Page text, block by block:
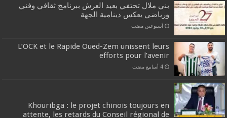
بني ملال تحتفي بعيد العرش ببرنامج ثقافي وفني
ورياضي يعكس دينامية الجهة
‏أسبوعين مضت
L’OCK et le Rapide Oued-Zem unissent leurs
efforts pour l’avenir
‏4 أسابيع مضت
Khouribga : le projet chinois toujours en
attente, les retards du Conseil régional de